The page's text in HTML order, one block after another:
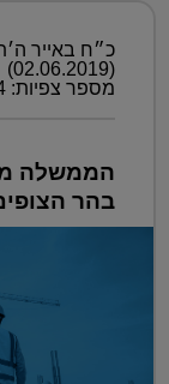
כ״ח באייר
(02.06.2019)
מספר צפיות: 54
הממשלה
בהר